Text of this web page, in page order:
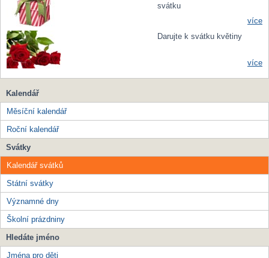
svátku
více
Darujte k svátku květiny
více
Kalendář
Měsíční kalendář
Roční kalendář
Svátky
Kalendář svátků
Státní svátky
Významné dny
Školní prázdniny
Hledáte jméno
Jména pro děti